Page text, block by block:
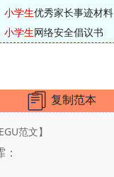
小学生优秀家长事迹材料
小学生网络安全倡议书
复制范本
范文】